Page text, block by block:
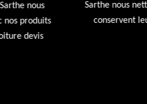
vos gouttières afin qu'elles
utilités première devis offert